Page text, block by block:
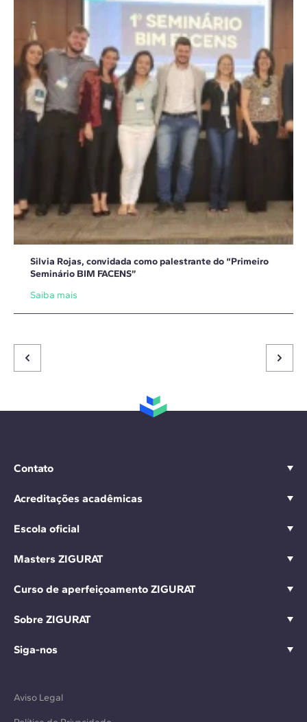
Silvia Rojas, convidada como palestrante do “Primeiro
Seminário BIM FACENS”
Saiba mais
Contato
Acreditações acadêmicas
Escola oficial
Masters ZIGURAT
Curso de aperfeiçoamento ZIGURAT
Sobre ZIGURAT
Siga-nos
Aviso Legal